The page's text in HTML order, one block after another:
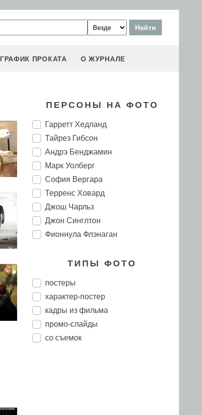
ГРАФИК ПРОКАТА О ЖУРНАЛЕ
ПЕРСОНЫ НА ФОТО
Гарретт Хедланд
Тайрез Гибсон
Андрэ Бенджамин
Марк Уолберг
София Вергара
Терренс Ховард
Джош Чарльз
Джон Синглтон
Фионнула Флэнаган
ТИПЫ ФОТО
постеры
характер-постер
кадры из фильма
промо-слайды
со съемок